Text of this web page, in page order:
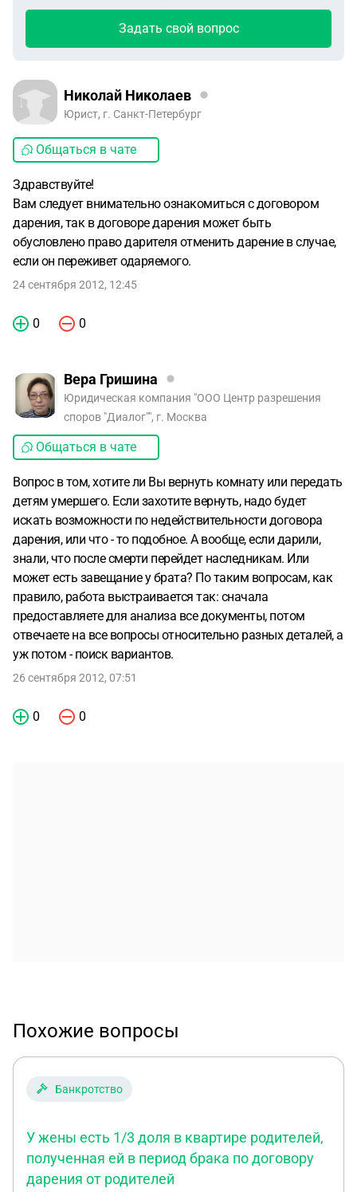
Задать свой вопрос
Николай Николаев
Юрист, г. Санкт-Петербург
Общаться в чате
Здравствуйте!
Вам следует внимательно ознакомиться с договором
дарения, так в договоре дарения может быть
обусловлено право дарителя отменить дарение в случае,
если он переживет одаряемого.
24 сентября 2012, 12:45
0 0
Вера Гришина
Юридическая компания "ООО Центр разрешения
споров "Диалог"", г. Москва
Общаться в чате
Вопрос в том, хотите ли Вы вернуть комнату или передать
детям умершего. Если захотите вернуть, надо будет
искать возможности по недействительности договора
дарения, или что - то подобное. А вообще, если дарили,
знали, что после смерти перейдет наследникам. Или
может есть завещание у брата? По таким вопросам, как
правило, работа выстраивается так: сначала
предоставляете для анализа все документы, потом
отвечаете на все вопросы относительно разных деталей, а
уж потом - поиск вариантов.
26 сентября 2012, 07:51
0 0
Похожие вопросы
Банкротство
У жены есть 1/3 доля в квартире родителей,
полученная ей в период брака по договору
дарения от родителей